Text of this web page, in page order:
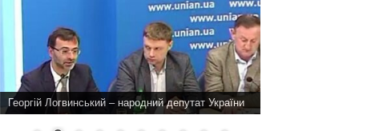
Георгій Логвинський – народний депутат України